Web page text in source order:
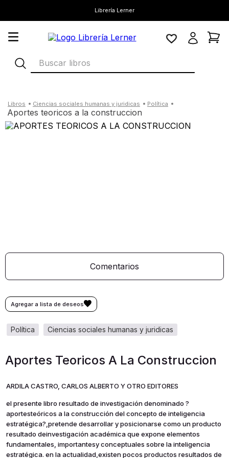
Librería Lerner
Buscar libros
ciencias sociales humanas y juridicas política
aportes teoricos a la construccion
Comentarios
ciencias sociales humanas y juridicas
política
Aportes Teoricos A La Construccion
ARDILA CASTRO, CARLOS ALBERTO Y OTRO EDITORES
el presente libro resultado de investigación denominado ?
aportesteóricos a la construcción del concepto de inteligencia
estratégica?,pretende desarrollar y posicionarse como un producto
resultado deinvestigación académica que expone elementos
fundamentales, importantesy conceptuales sobre la inteligencia
estratégica. en la actualidad,existen pocos productos resultados de